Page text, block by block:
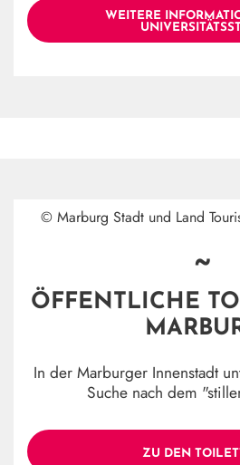
WEITERE
© Marburg Stadt und Land
~
ÖFFENTLICHE
In der Marburger Innenstadt
Suche nach dem
ZU DEN